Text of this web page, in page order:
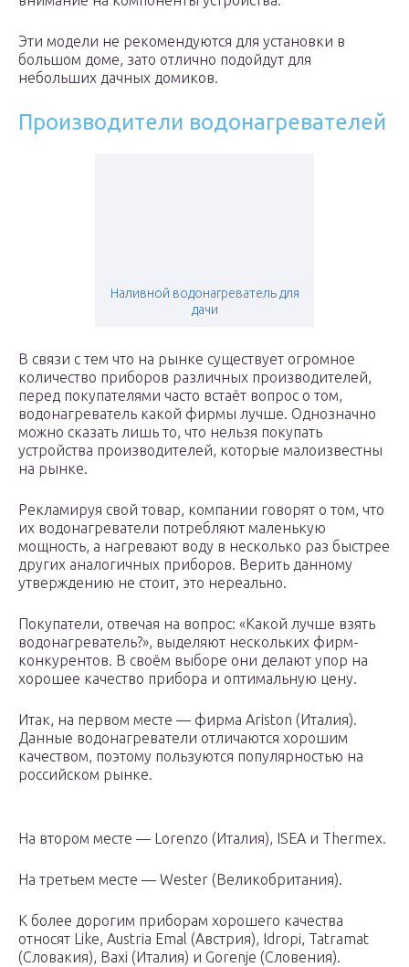
Эти модели не рекомендуются для установки в
большом доме, зато отлично подойдут для
небольших дачных домиков.
Производители водонагревателей
Наливной водонагреватель для
дачи
В связи с тем что на рынке существует огромное
количество приборов различных производителей,
перед покупателями часто встаёт вопрос о том,
водонагреватель какой фирмы лучше. Однозначно
можно сказать лишь то, что нельзя покупать
устройства производителей, которые малоизвестны
на рынке.
Рекламируя свой товар, компании говорят о том, что
их водонагреватели потребляют маленькую
мощность, а нагревают воду в несколько раз быстрее
других аналогичных приборов. Верить данному
утверждению не стоит, это нереально.
Покупатели, отвечая на вопрос: «Какой лучше взять
водонагреватель?», выделяют нескольких фирм-
конкурентов. В своём выборе они делают упор на
хорошее качество прибора и оптимальную цену.
Итак, на первом месте — фирма Ariston (Италия).
Данные водонагреватели отличаются хорошим
качеством, поэтому пользуются популярностью на
российском рынке.
На втором месте — Lorenzo (Италия), ISEA и Thermex.
На третьем месте — Wester (Великобритания).
К более дорогим приборам хорошего качества
относят Like, Austria Emal (Австрия), Idropi, Tatramat
(Словакия), Baxi (Италия) и Gorenje (Словения).